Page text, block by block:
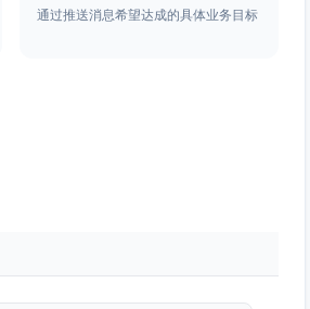
通过推送消息希望达成的具体业务目标